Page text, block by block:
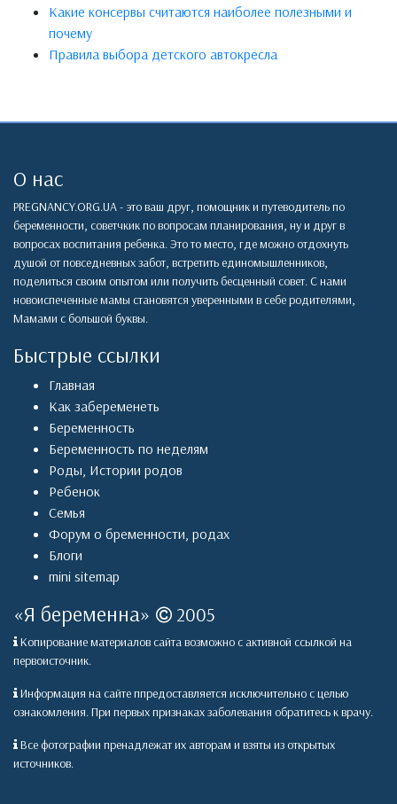
Какие консервы считаются наиболее полезными и
почему
Правила выбора детского автокресла
О нас
PREGNANCY.ORG.UA - это ваш друг, помощник и путеводитель по
беременности, советчкик по вопросам планирования, ну и друг в
вопросах воспитания ребенка. Это то место, где можно отдохнуть
душой от повседневных забот, встретить единомышленников,
поделиться своим опытом или получить бесценный совет. С нами
новоиспеченные мамы становятся уверенными в себе родителями,
Мамами с большой буквы.
Быстрые ссылки
Главная
Как забеременеть
Беременность
Беременность по неделям
Роды, Истории родов
Ребенок
Семья
Форум о бременности, родах
Блоги
mini sitemap
«Я беременна» 2005
Копирование материалов сайта возможно с активной ссылкой на
первоисточник.
Информация на сайте ппредоставляется исключительно с целью
ознакомления. При первых признаках заболевания обратитесь к врачу.
Все фотографии пренадлежат их авторам и взяты из открытых
источников.